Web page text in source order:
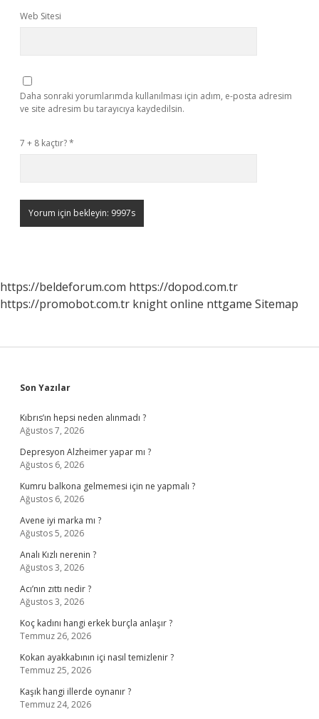
Web Sitesi
Daha sonraki yorumlarımda kullanılması için adım, e-posta adresim
ve site adresim bu tarayıcıya kaydedilsin.
7 + 8 kaçtır?*
https://beldeforum.com https://dopod.com.tr
https://promobot.com.tr knight online nttgame Sitemap
Sidebar
Son Yazılar
Kıbrıs’ın hepsi neden alınmadı ?
Ağustos 7, 2026
Depresyon Alzheimer yapar mı ?
Ağustos 6, 2026
Kumru balkona gelmemesi için ne yapmalı ?
Ağustos 6, 2026
Avene iyi marka mı ?
Ağustos 5, 2026
Analı Kızlı nerenin ?
Ağustos 3, 2026
Acı’nın zıttı nedir ?
Ağustos 3, 2026
Koç kadını hangi erkek burçla anlaşır ?
Temmuz 26, 2026
Kokan ayakkabının içi nasıl temizlenir ?
Temmuz 25, 2026
Kaşık hangi illerde oynanır ?
Temmuz 24, 2026